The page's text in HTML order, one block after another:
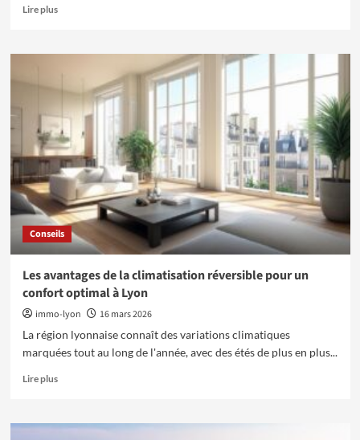
Lire plusEn
sur
investissements
l’effet
de
levier
immobilier
Conseils
Les avantages de la climatisation réversible pour un
confort optimal à Lyon
immo-lyon
16 mars 2026
La région lyonnaise connaît des variations climatiques
marquées tout au long de l'année, avec des étés de plus en plus...
Lire plusEn
sur